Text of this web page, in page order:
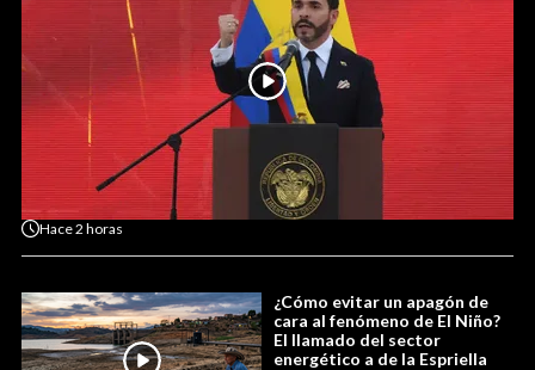
Hace2 horas
¿Cómo evitar un apagón de
cara al fenómeno de El Niño?
El llamado del sector
energético a de la Espriella